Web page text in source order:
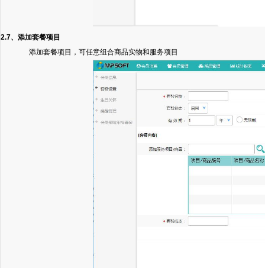
2.7、添加套餐项目
添加套餐项目，可任意组合商品实物和服务项目